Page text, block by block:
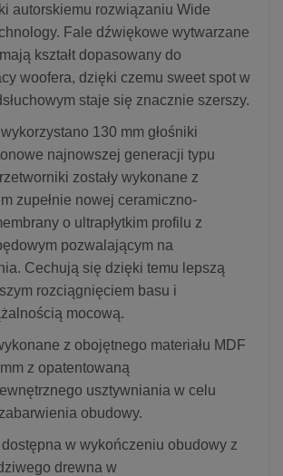
autorskiemu rozwiązaniu Wide
Fale dźwiękowe wytwarzane
kształt dopasowany do
woofera, dzięki czemu sweet spot w
staje się znacznie szerszy.
130 mm głośniki
najnowszej generacji typu
zostały wykonane z
zupełnie nowej ceramiczno-
o ultrapłytkim profilu z
pozwalającym na
Cechują się dzięki temu lepszą
rozciągnięciem basu i
mocową.
z obojętnego materiału MDF
z opatentowaną
usztywniania w celu
obudowy.
w wykończeniu obudowy z
drewna w